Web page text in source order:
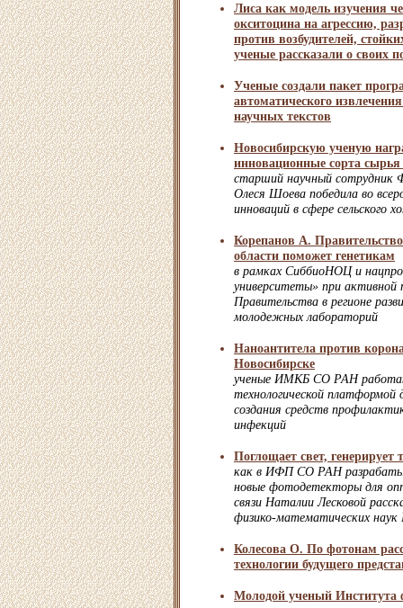
Лиса как модель изучения
окситоцина на агрессию,
против возбудителей,
ученые рассказали о своих
Ученые создали пакет
автоматического
научных текстов
Новосибирскую ученую
инновационные сорта
старший научный
Олеся Шоева победила во
инноваций в сфере сельского
Корепанов А.
области поможет генетикам
в рамках СиббиоНОЦ и
университеты» при активной
Правительства в регионе
молодежных лабораторий
Наноантитела против
Новосибирске
ученые ИМКБ СО РАН
технологической платформой
создания средств
инфекций
Поглощает свет, генерирует
как в ИФП СО РАН
новые фотодетекторы для
связи Наталии Лесковой
физико-математических наук
Колесова О. По фотонам
технологии будущего
Молодой ученый Института